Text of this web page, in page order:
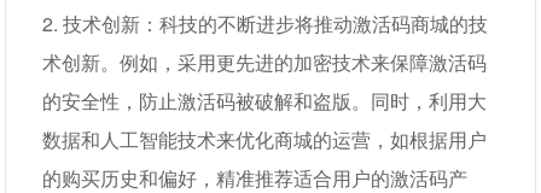
2. 技术创新：科技的不断进步将推动激活码商城的技
术创新。例如，采用更先进的加密技术来保障激活码
的安全性，防止激活码被破解和盗版。同时，利用大
数据和人工智能技术来优化商城的运营，如根据用户
的购买历史和偏好，精准推荐适合用户的激活码产